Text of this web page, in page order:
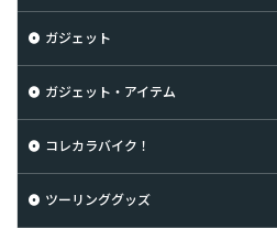
ガジェット
ガジェット・アイテム
コレカラバイク！
ツーリンググッズ